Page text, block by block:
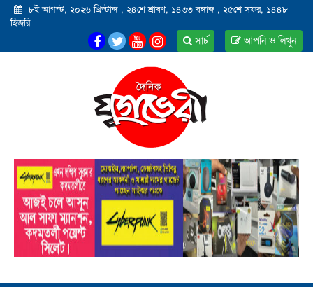
৮ই আগস্ট, ২০২৬ খ্রিস্টাব্দ , ২৪শে শ্রাবণ, ১৪৩৩ বঙ্গাব্দ , ২৫শে সফর, ১৪৪৮
হিজরি
আপনি ও লিখুন
সার্চ